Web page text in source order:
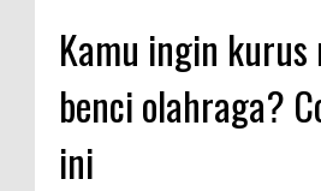
Kamu ingin kurus
benci olahraga?
ini